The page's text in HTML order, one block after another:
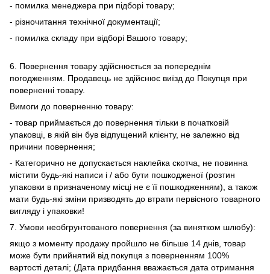
- помилка менеджера при підборі товару;
- різночитання технічної документації;
- помилка складу при відборі Вашого товару;
6. Повернення товару здійснюється за попереднім
погодженням. Продавець не здійснює виїзд до Покупця при
поверненні товару.
Вимоги до поверненню товару:
- товар приймається до повернення тільки в початковій
упаковці, в якій він був відпущений клієнту, не залежно від
причини повернення;
- Категорично не допускається наклейка скотча, не повинна
містити будь-які написи і / або бути пошкодженої (розтин
упаковки в призначеному місці не є її пошкодженням), а також
мати будь-які зміни призводять до втрати первісного товарного
вигляду і упаковки!
7. Умови необгрунтованого повернення (за винятком шлюбу):
якщо з моменту продажу пройшло не більше 14 днів, товар
може бути прийнятий від покупця з поверненням 100%
вартості деталі; (Дата придбання вважається дата отримання